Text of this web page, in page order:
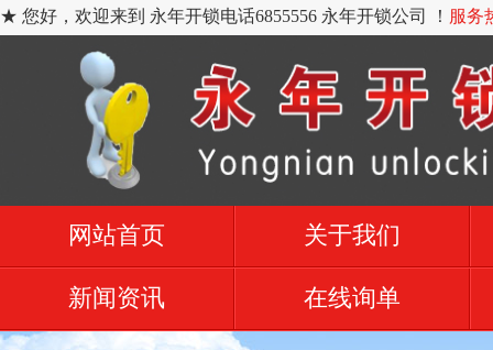
★ 您好，欢迎来到 永年开锁电话6855556 永年开锁公司 ！ 服务
网站首页 关于我们
新闻资讯 在线询单